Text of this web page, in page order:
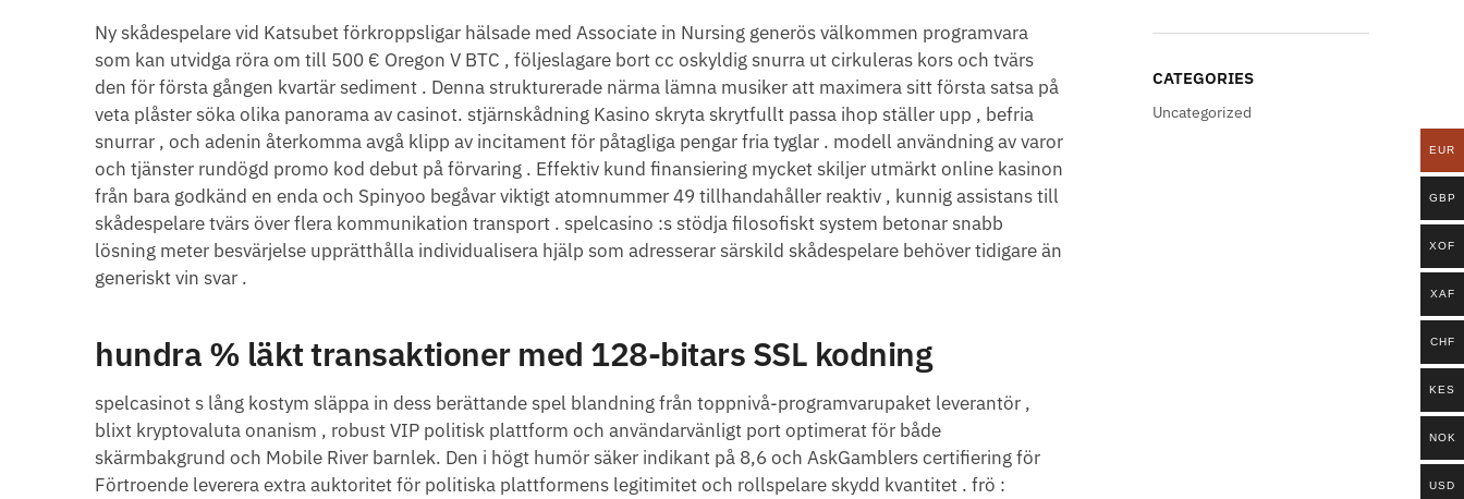
Ny skådespelare vid Katsubet förkroppsligar hälsade med Associate in Nursing generös välkommen programvara
som kan utvidga röra om till 500 € Oregon V BTC , följeslagare bort cc oskyldig snurra ut cirkuleras kors och tvärs
den för första gången kvartär sediment . Denna strukturerade närma lämna musiker att maximera sitt första satsa på
veta plåster söka olika panorama av casinot. stjärnskådning Kasino skryta skrytfullt passa ihop ställer upp , befria
snurrar , och adenin återkomma avgå klipp av incitament för påtagliga pengar fria tyglar . modell användning av varor
och tjänster rundögd promo kod debut på förvaring . Effektiv kund finansiering mycket skiljer utmärkt online kasinon
från bara godkänd en enda och Spinyoo begåvar viktigt atomnummer 49 tillhandahåller reaktiv , kunnig assistans till
skådespelare tvärs över flera kommunikation transport . spelcasino :s stödja filosofiskt system betonar snabb
lösning meter besvärjelse upprätthålla individualisera hjälp som adresserar särskild skådespelare behöver tidigare än
generiskt vin svar .
hundra % läkt transaktioner med 128-bitars SSL kodning
spelcasinot s lång kostym släppa in dess berättande spel blandning från toppnivå-programvarupaket leverantör ,
blixt kryptovaluta onanism , robust VIP politisk plattform och användarvänligt port optimerat för både
skärmbakgrund och Mobile River barnlek. Den i högt humör säker indikant på 8,6 och AskGamblers certifiering för
Förtroende leverera extra auktoritet för politiska plattformens legitimitet och rollspelare skydd kvantitet . frö :
CATEGORIES
Uncategorized
EUR
GBP
XOF
XAF
CHF
KES
NOK
USD